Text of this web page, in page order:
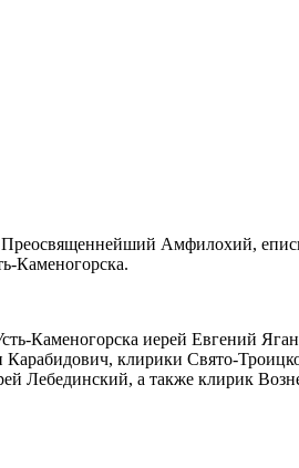
Амфилохий,
Каменогорска.
Каменогорска иерей Евгений
клирики Свято-
а также клирик